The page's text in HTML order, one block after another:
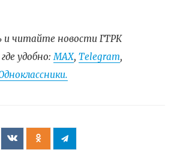
и читайте новости ГТРК
удобно: МАХ, Telegram,